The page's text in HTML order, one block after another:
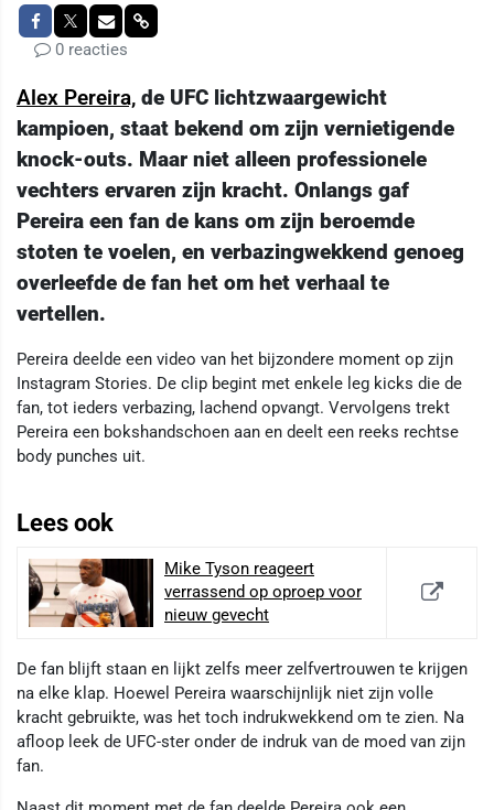
0 reacties
Alex Pereira, de UFC lichtzwaargewicht
kampioen, staat bekend om zijn vernietigende
knock-outs. Maar niet alleen professionele
vechters ervaren zijn kracht. Onlangs gaf
Pereira een fan de kans om zijn beroemde
stoten te voelen, en verbazingwekkend genoeg
overleefde de fan het om het verhaal te
vertellen.
Pereira deelde een video van het bijzondere moment op zijn
Instagram Stories. De clip begint met enkele leg kicks die de
fan, tot ieders verbazing, lachend opvangt. Vervolgens trekt
Pereira een bokshandschoen aan en deelt een reeks rechtse
body punches uit.
Lees ook
Mike Tyson reageert
verrassend op oproep voor
nieuw gevecht
De fan blijft staan en lijkt zelfs meer zelfvertrouwen te krijgen
na elke klap. Hoewel Pereira waarschijnlijk niet zijn volle
kracht gebruikte, was het toch indrukwekkend om te zien. Na
afloop leek de UFC-ster onder de indruk van de moed van zijn
fan.